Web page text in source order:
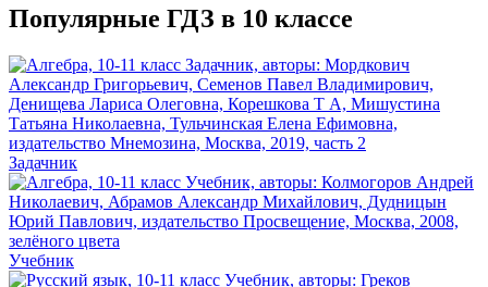
Популярные ГДЗ в 10 классе
Задачник
Учебник